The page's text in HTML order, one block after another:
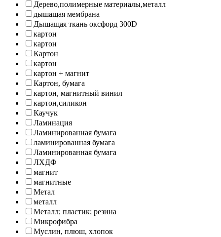
Дерево,полимерные материалы,металл
дышащая мембрана
Дышащая ткань оксфорд 300D
картон
картон
Картон
картон
картон + магнит
Картон, бумага
картон, магнитный винил
картон,силикон
Каучук
Ламинация
Ламинированная бумага
ламинированная бумага
Ламинированная бумага
ЛХДФ
магнит
магнитные
Метал
металл
Металл; пластик; резина
Микрофибра
Муслин, плюш, хлопок